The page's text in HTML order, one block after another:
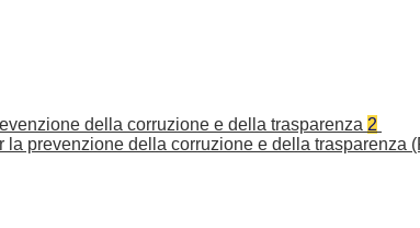
della corruzione e della trasparenza 2
la prevenzione della corruzione e della trasparenza